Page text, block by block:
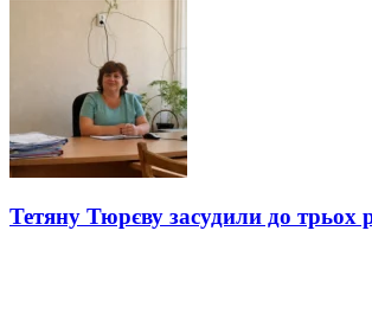
Тетяну Тюрєву засудили до трьох